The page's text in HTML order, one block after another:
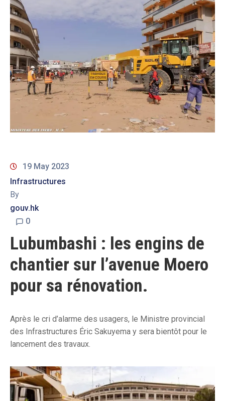
19 May 2023
Infrastructures
By
gouv.hk
0
Lubumbashi : les engins de
chantier sur l’avenue Moero
pour sa rénovation.
Après le cri d’alarme des usagers, le Ministre provincial
des Infrastructures Éric Sakuyema y sera bientôt pour le
lancement des travaux.